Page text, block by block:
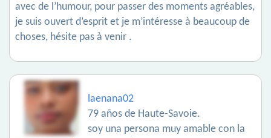
avec de l’humour, pour passer des moments agréables,
je suis ouvert d’esprit et je m’intéresse à beaucoup de
choses, hésite pas à venir .
laenana02
79 años de Haute-Savoie.
soy una persona muy amable con la